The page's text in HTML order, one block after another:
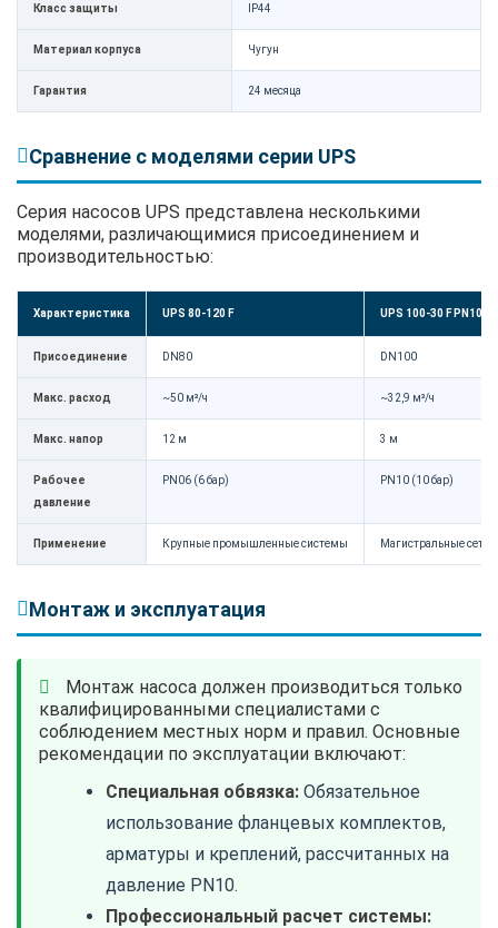
Класс защиты IP44
Материал корпуса Чугун
Гарантия 24 месяца
Сравнение с моделями серии UPS
Серия насосов UPS представлена несколькими
моделями, различающимися присоединением и
производительностью:
Характеристика UPS 80-120 F UPS 100-30 F PN10
Присоединение DN80 DN100
Макс. расход ~50 м³/ч ~32,9 м³/ч
Макс. напор 12 м 3 м
Рабочее
давление
PN06 (6 бар) PN10 (10 бар)
Применение Крупные промышленные системы Магистральные сети
Монтаж и эксплуатация
Монтаж насоса должен производиться только
квалифицированными специалистами с
соблюдением местных норм и правил. Основные
рекомендации по эксплуатации включают:
Специальная обвязка: Обязательное
использование фланцевых комплектов,
арматуры и креплений, рассчитанных на
давление PN10.
Профессиональный расчет системы: